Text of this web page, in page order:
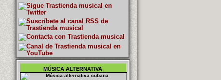
MÚSICA ALTERNATIVA